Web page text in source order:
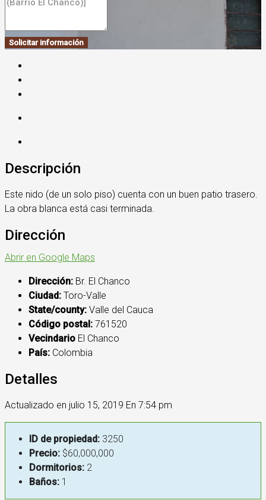
Solicitar información
Descripción
Este nido (de un solo piso) cuenta con un buen patio trasero.
La obra blanca está casi terminada.
Dirección
Abrir en Google Maps
Dirección: Br. El Chanco
Ciudad: Toro-Valle
State/county: Valle del Cauca
Código postal: 761520
Vecindario El Chanco
País: Colombia
Detalles
Actualizado en julio 15, 2019 En 7:54 pm
ID de propiedad: 3250
Precio: $60,000,000
Dormitorios: 2
Baños: 1